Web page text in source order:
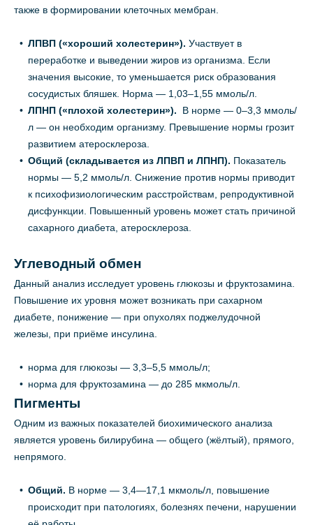
также в формировании клеточных мембран.
ЛПВП («хороший холестерин»). Участвует в
переработке и выведении жиров из организма. Если
значения высокие, то уменьшается риск образования
сосудистых бляшек. Норма — 1,03–1,55 ммоль/л.
ЛПНП («плохой холестерин»).
В норме — 0–3,3 ммоль/
л — он необходим организму. Превышение нормы грозит
развитием атеросклероза.
Общий (складывается из ЛПВП и ЛПНП). Показатель
нормы — 5,2 ммоль/л. Снижение против нормы приводит
к психофизиологическим расстройствам, репродуктивной
дисфункции. Повышенный уровень может стать причиной
сахарного диабета, атеросклероза.
Углеводный обмен
Данный анализ исследует уровень глюкозы и фруктозамина.
Повышение их уровня может возникать при сахарном
диабете, понижение — при опухолях поджелудочной
железы, при приёме инсулина.
норма для глюкозы — 3,3–5,5 ммоль/л;
норма для фруктозамина — до 285 мкмоль/л.
Пигменты
Одним из важных показателей биохимического анализа
является уровень билирубина — общего (жёлтый), прямого,
непрямого.
Общий. В норме — 3,4—17,1 мкмоль/л, повышение
происходит при патологиях, болезнях печени, нарушении